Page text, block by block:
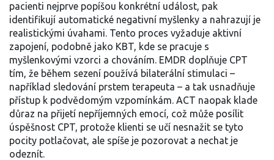
pacienti nejprve popíšou konkrétní událost, pak
identifikují automatické negativní myšlenky a nahrazují je
realistickými úvahami. Tento proces vyžaduje aktivní
zapojení, podobně jako KBT, kde se pracuje s
myšlenkovými vzorci a chováním. EMDR doplňuje CPT
tím, že během sezení používá bilaterální stimulaci –
například sledování prstem terapeuta – a tak usnadňuje
přístup k podvědomým vzpomínkám. ACT naopak klade
důraz na přijetí nepříjemných emocí, což může posílit
úspěšnost CPT, protože klienti se učí nesnažit se tyto
pocity potlačovat, ale spíše je pozorovat a nechat je
odeznít.